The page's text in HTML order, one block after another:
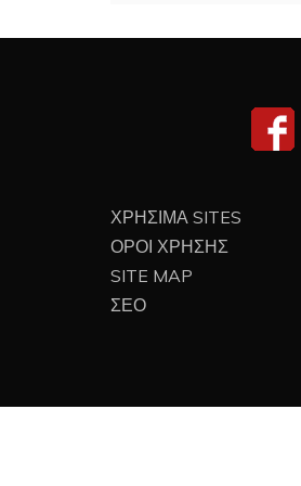
ΧΡΗΣΙΜΑ SITES
ΟΡΟΙ ΧΡΗΣΗΣ
SITE MAP
ΣΕΟ